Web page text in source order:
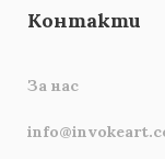
Контакти
За нас